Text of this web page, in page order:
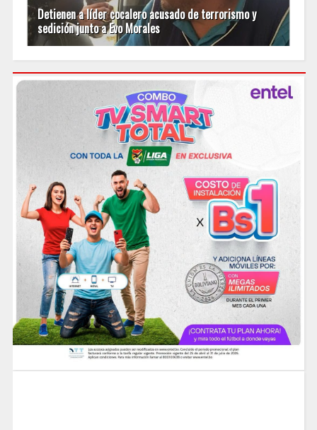
Detienen a líder cocalero acusado de terrorismo y
sedición junto a Evo Morales